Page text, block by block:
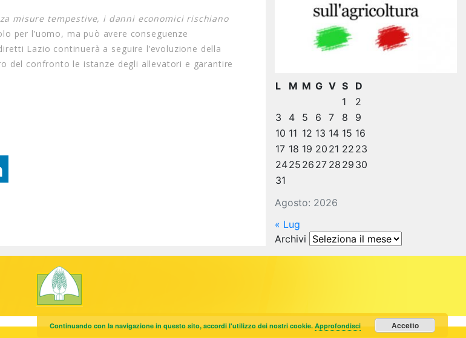
misure tempestive, i danni economici rischiano
per l’uomo, ma può avere conseguenze
Lazio continuerà a seguire l’evoluzione della
del confronto le istanze degli allevatori e garantire
Agosto: 2026
L M M G V S
D
1
2
3
4 5 6 7 8
9
10 11 12 13 14 15 16
17 18 19 20 21 22 23
2425 26 27 28 29 30
31
« Lug
Archivi Archivi
Continuando con la navigazione in questo sito, accordi l'utilizzo dei nostri cookie.Approfondisci Accetto